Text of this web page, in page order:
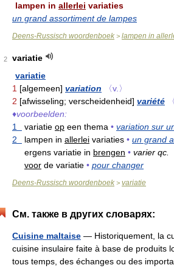
lampen in allerlei variaties
un grand assortiment de lampes
Deens-Russisch woordenboek > lampen in
2
variatie
variatie
1 [algemeen] variation
〈v.〉
2 [afwisseling; verscheidenheid] variété
♦voorbeelden:
1
variatie op een thema • variation sur
2
lampen in allerlei variaties • un grand
ergens variatie in brengen • varier qc.
voor de variatie • pour changer
Deens-Russisch woordenboek > variatie
См. также в других словарях:
Cuisine maltaise — Historiquement, la
cuisine insulaire faite à base de produits
tous temps, des échanges ou des